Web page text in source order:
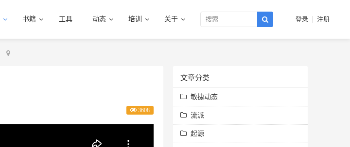
书籍 工具 动态 培训 关于 登录 注册
3608
文章分类
敏捷动态
流派
起源